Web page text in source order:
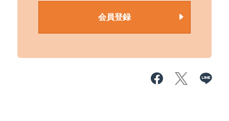
会員登録